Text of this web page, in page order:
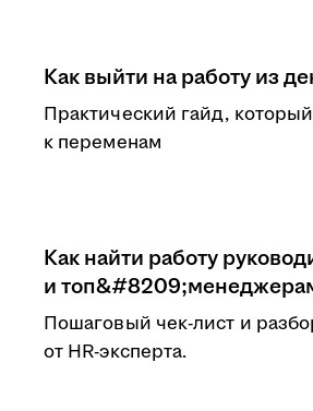
Как выйти на работу из
Практический гайд,
к переменам
Как найти работу
и
Пошаговый чек-лист и
от HR-эксперта.